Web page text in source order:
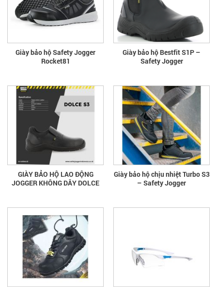
Giày bảo hộ Safety Jogger
Rocket81
Giày bảo hộ Bestfit S1P –
Safety Jogger
GIÀY BẢO HỘ LAO ĐỘNG
JOGGER KHÔNG DÂY DOLCE
Giày bảo hộ chịu nhiệt Turbo S3
– Safety Jogger